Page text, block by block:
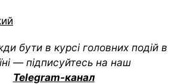
бути в курсі головних подій в
— підписуйтесь на наш
Telegram-канал